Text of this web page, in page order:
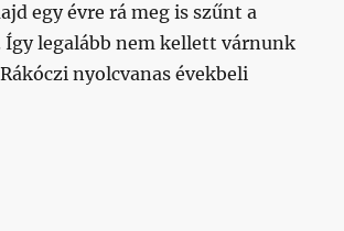
egy évre rá meg is szűnt a
Így legalább nem kellett várnunk
nyolcvanas évekbeli